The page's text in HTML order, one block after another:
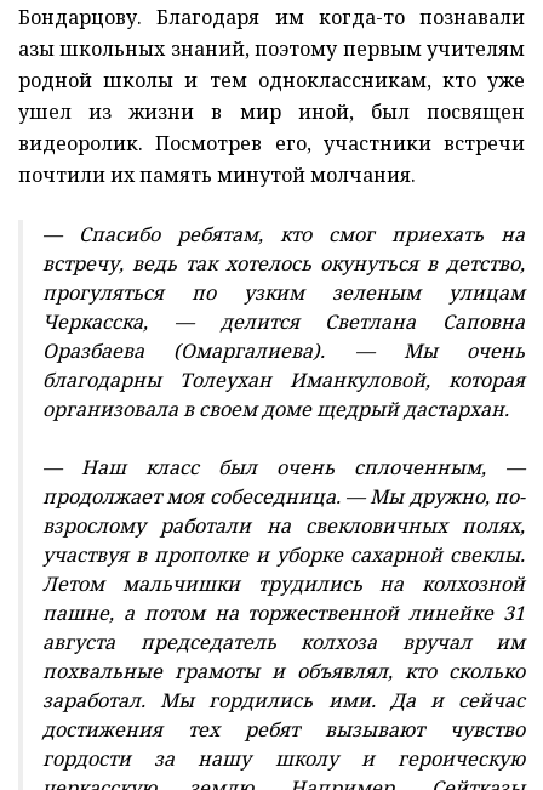
Бондарцову. Благодаря им когда-то познавали
азы школьных знаний, поэтому первым учителям
родной школы и тем одноклассникам, кто уже
ушел из жизни в мир иной, был посвящен
видеоролик. Посмотрев его, участники встречи
почтили их память минутой молчания.
— Спасибо ребятам, кто смог приехать на
встречу, ведь так хотелось окунуться в детство,
прогуляться по узким зеленым улицам
Черкасска, — делится Светлана Саповна
Оразбаева (Омаргалиева). — Мы очень
благодарны Толеухан Иманкуловой, которая
организовала в своем доме щедрый дастархан.
— Наш класс был очень сплоченным, —
продолжает моя собеседница. — Мы дружно, по-
взрослому работали на свекловичных полях,
участвуя в прополке и уборке сахарной свеклы.
Летом мальчишки трудились на колхозной
пашне, а потом на торжественной линейке 31
августа председатель колхоза вручал им
похвальные грамоты и объявлял, кто сколько
заработал. Мы гордились ими. Да и сейчас
достижения тех ребят вызывают чувство
гордости за нашу школу и героическую